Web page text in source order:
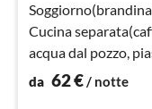
Cucina
acqua dal pozzo,
doccia, WC)
da 62€/ notte